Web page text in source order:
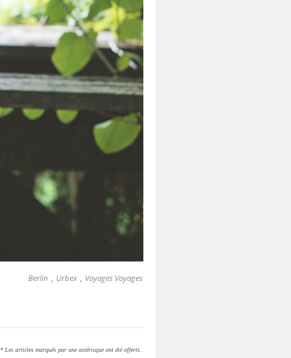
Berlin Urbex Voyages Voyages
* Les articles marqués par une astérisque ont été offerts.